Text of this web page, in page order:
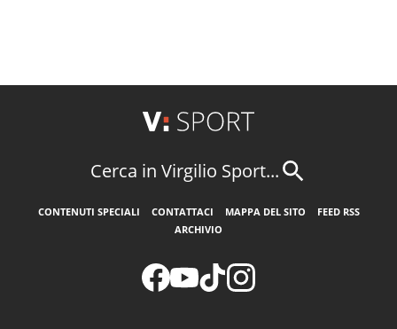
Cerca in Virgilio Sport...
CONTENUTI SPECIALI CONTATTACI MAPPA DEL SITO
FEED RSS
ARCHIVIO